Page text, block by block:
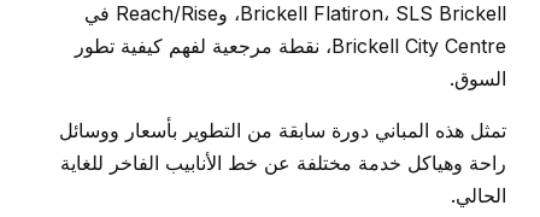
Brickell Flatiron، SLS Brickell، وReach/Rise في
Brickell City Centre، نقطة مرجعية لفهم كيفية تطور
السوق.
تمثل هذه المباني دورة سابقة من التطوير بأسعار ووسائل
راحة وهياكل خدمة مختلفة عن خط الأنابيب الفاخر للغاية
الحالي.